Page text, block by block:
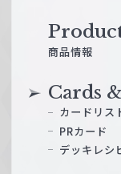
商品情報
Cards
カードリス
PRカード
デッキレシ